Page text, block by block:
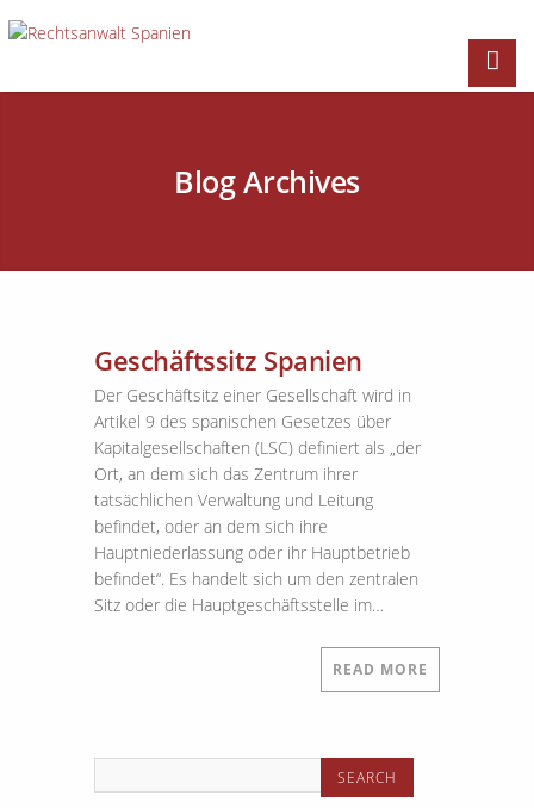
Blog Archives
Geschäftssitz Spanien
Der Geschäftsitz einer Gesellschaft wird in
Artikel 9 des spanischen Gesetzes über
Kapitalgesellschaften (LSC) definiert als „der
Ort, an dem sich das Zentrum ihrer
tatsächlichen Verwaltung und Leitung
befindet, oder an dem sich ihre
Hauptniederlassung oder ihr Hauptbetrieb
befindet“. Es handelt sich um den zentralen
Sitz oder die Hauptgeschäftsstelle im…
READ MORE